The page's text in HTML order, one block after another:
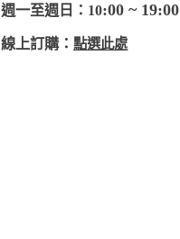
週一至週日：10:00 ~ 19:00
線上訂購： 點選此處